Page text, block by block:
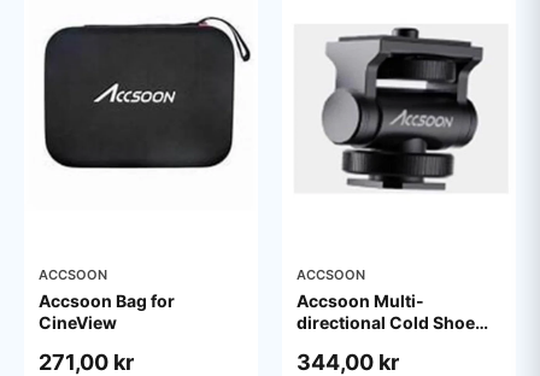
ACCSOON
Accsoon Bag for
CineView
271,00 kr
ACCSOON
Accsoon Multi-
directional Cold Shoe
344,00 kr